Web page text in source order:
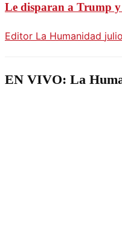
Le disparan a Trump
Editor La Humanidad
EN VIVO: La